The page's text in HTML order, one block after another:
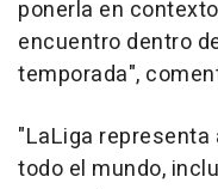
ponerla en
encuentro dentro
temporada",
"LaLiga
todo el mundo,